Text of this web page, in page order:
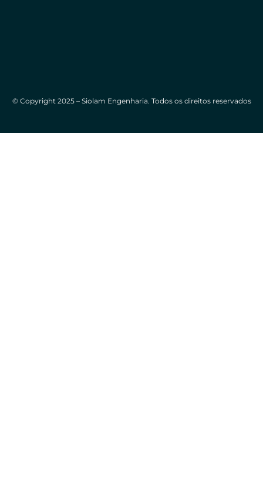
© Copyright 2025 – Siolam Engenharia. Todos os direitos reservados